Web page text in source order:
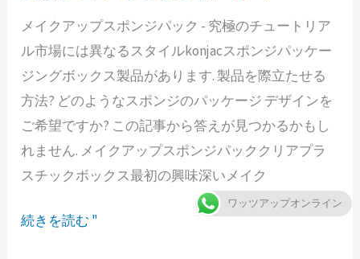
ェ
ル
包
装
容
器
メイクアップスポンジパック - 究極のチュートリア
ル市場には異なるスタイルkonjacスポンジパッケー
ジングボックス製品があります. 製品を際立たせる
方法? どのようなスポンジのパッケージ デザインを
ご希望ですか? この記事から答えが見つかるかもし
れません. メイクアップスポンジパッククリアプラ
スチックボックス最初の興味深いメイク
ス
ポ
ン
ジ
の
パ
ッ
ー
続きを読む "
ワッツアップオンライン